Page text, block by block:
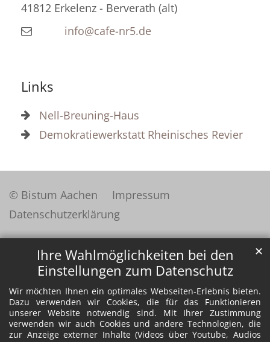
Ihre Wahlmöglichkeiten bei den
Einstellungen zum Datenschutz
Wir möchten Ihnen ein optimales Webseiten-Erlebnis bieten.
Dazu verwenden wir Cookies, die für das Funktionieren
unserer Website notwendig sind. Mit Ihrer Zustimmung
verwenden wir auch Cookies und andere Technologien, die
zur Anzeige externer Inhalte (Videos über Youtube, Audios
✕
41812 Erkelenz - Berverath (alt)
info@cafe-nr5.de
Links
Nell-Breuning-Haus
Demokratiewerkstatt Rheinisches Revier
© Bistum Aachen
Impressum
Datenschutzerklärung